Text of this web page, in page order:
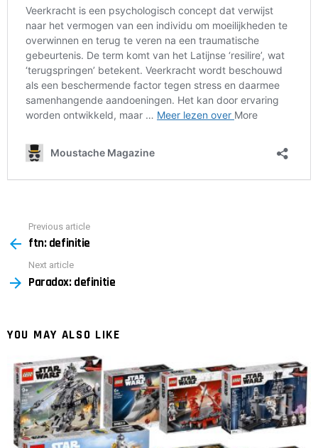
more
Previous article
ftn: definitie
Next article
Paradox: definitie
YOU MAY ALSO LIKE